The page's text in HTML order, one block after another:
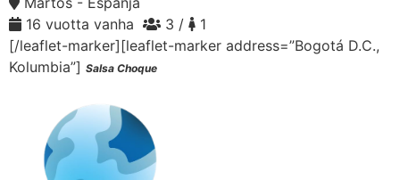
16 vuotta vanha
3 /
1
[/leaflet-marker][leaflet-marker address=”Bogotá D.C.,
Kolumbia”] Salsa Choque